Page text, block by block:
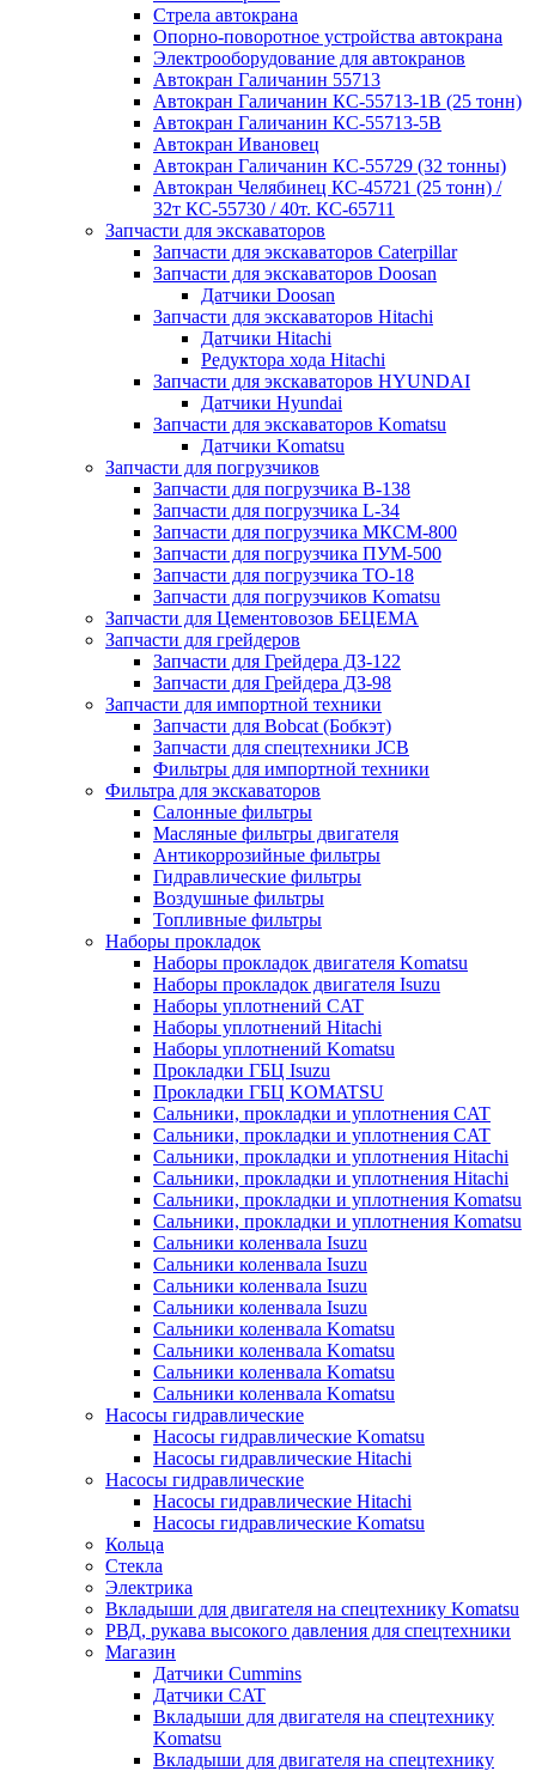
Стрела автокрана
Опорно-поворотное устройства автокрана
Электрооборудование для автокранов
Автокран Галичанин 55713
Автокран Галичанин КС-55713-1В (25 тонн)
Автокран Галичанин КС-55713-5В
Автокран Ивановец
Автокран Галичанин КС-55729 (32 тонны)
Автокран Челябинец КС-45721 (25 тонн) /
32т КС-55730 / 40т. КС-65711
Запчасти для экскаваторов
Запчасти для экскаваторов Caterpillar
Запчасти для экскаваторов Doosan
Датчики Doosan
Запчасти для экскаваторов Hitachi
Датчики Hitachi
Редуктора хода Hitachi
Запчасти для экскаваторов HYUNDAI
Датчики Hyundai
Запчасти для экскаваторов Komatsu
Датчики Komatsu
Запчасти для погрузчиков
Запчасти для погрузчика B-138
Запчасти для погрузчика L-34
Запчасти для погрузчика МКСМ-800
Запчасти для погрузчика ПУМ-500
Запчасти для погрузчика ТО-18
Запчасти для погрузчиков Komatsu
Запчасти для Цементовозов БЕЦЕМА
Запчасти для грейдеров
Запчасти для Грейдера ДЗ-122
Запчасти для Грейдера ДЗ-98
Запчасти для импортной техники
Запчасти для Bobcat (Бобкэт)
Запчасти для спецтехники JCB
Фильтры для импортной техники
Фильтра для экскаваторов
Салонные фильтры
Масляные фильтры двигателя
Антикоррозийные фильтры
Гидравлические фильтры
Воздушные фильтры
Топливные фильтры
Наборы прокладок
Наборы прокладок двигателя Komatsu
Наборы прокладок двигателя Isuzu
Наборы уплотнений CAT
Наборы уплотнений Hitachi
Наборы уплотнений Komatsu
Прокладки ГБЦ Isuzu
Прокладки ГБЦ KOMATSU
Сальники, прокладки и уплотнения CAT
Сальники, прокладки и уплотнения CAT
Сальники, прокладки и уплотнения Hitachi
Сальники, прокладки и уплотнения Hitachi
Сальники, прокладки и уплотнения Komatsu
Сальники, прокладки и уплотнения Komatsu
Сальники коленвала Isuzu
Сальники коленвала Isuzu
Сальники коленвала Isuzu
Сальники коленвала Isuzu
Сальники коленвала Komatsu
Сальники коленвала Komatsu
Сальники коленвала Komatsu
Сальники коленвала Komatsu
Насосы гидравлические
Насосы гидравлические Komatsu
Насосы гидравлические Hitachi
Насосы гидравлические
Насосы гидравлические Hitachi
Насосы гидравлические Komatsu
Кольца
Стекла
Электрика
Вкладыши для двигателя на спецтехнику Komatsu
РВД, рукава высокого давления для спецтехники
Магазин
Датчики Cummins
Датчики CAT
Вкладыши для двигателя на спецтехнику
Komatsu
Вкладыши для двигателя на спецтехнику